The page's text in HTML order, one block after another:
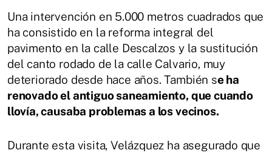
Una intervención en 5.000 metros cuadrados que
ha consistido en la reforma integral del
pavimento en la calle Descalzos y la sustitución
del canto rodado de la calle Calvario, muy
deteriorado desde hace años. También se ha
renovado el antiguo saneamiento, que cuando
llovía, causaba problemas a los vecinos.
Durante esta visita, Velázquez ha asegurado que